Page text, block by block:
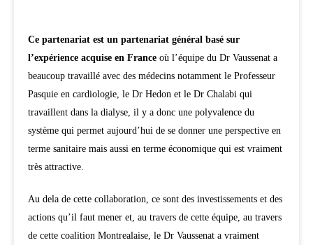
Ce partenariat est un partenariat général basé sur
l’expérience acquise en France où l’équipe du Dr Vaussenat a
beaucoup travaillé avec des médecins notamment le Professeur
Pasquie en cardiologie, le Dr Hedon et le Dr Chalabi qui
travaillent dans la dialyse, il y a donc une polyvalence du
système qui permet aujourd’hui de se donner une perspective en
terme sanitaire mais aussi en terme économique qui est vraiment
très attractive.
Au dela de cette collaboration, ce sont des investissements et des
actions qu’il faut mener et, au travers de cette équipe, au travers
de cette coalition Montrealaise, le Dr Vaussenat a vraiment